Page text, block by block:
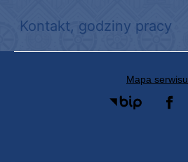
Kontakt, godziny pracy
Mapa serwisu